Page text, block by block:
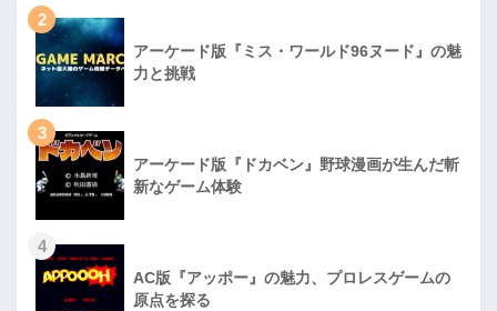
2
アーケード版『ミス・ワールド96ヌード』の魅
力と挑戦
3
アーケード版『ドカベン』野球漫画が生んだ斬
新なゲーム体験
4
AC版『アッポー』の魅力、プロレスゲームの
原点を探る